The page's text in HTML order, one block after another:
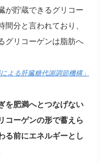
が貯蔵できるグリコー
間分と言われており、
グリコーゲンは脂肪へ
よる肝臓糖代謝調節機構」
を肥満へとつなげない
コーゲンの形で蓄えら
る前にエネルギーとし